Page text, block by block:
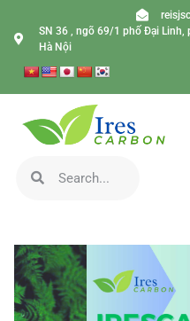
SN 36 , ngõ 69/1 phố Đại Linh,
Hà Nội